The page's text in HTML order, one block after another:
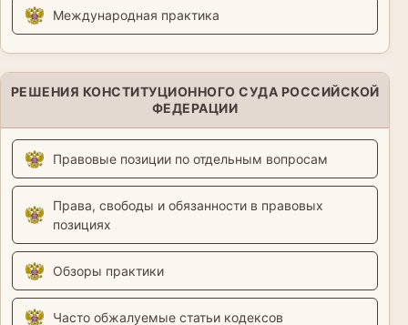
Международная практика
РЕШЕНИЯ КОНСТИТУЦИОННОГО СУДА РОССИЙСКОЙ
ФЕДЕРАЦИИ
Правовые позиции по отдельным вопросам
Права, свободы и обязанности в правовых
позициях
Обзоры практики
Часто обжалуемые статьи кодексов